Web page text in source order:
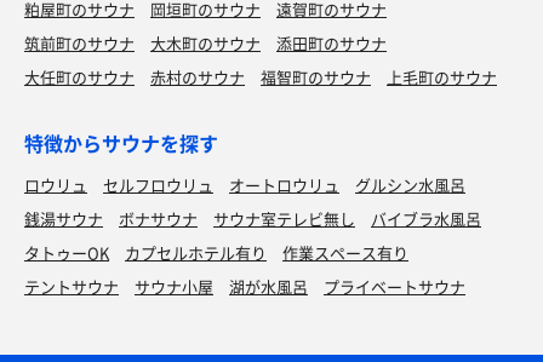
粕屋町のサウナ
岡垣町のサウナ
遠賀町のサウナ
筑前町のサウナ
大木町のサウナ
添田町のサウナ
大任町のサウナ
赤村のサウナ 福智町のサウナ 上毛町のサウナ
特徴からサウナを探す
ロウリュ セルフロウリュ オートロウリュ
グルシン水風呂
銭湯サウナ
ボナサウナ サウナ室テレビ無し
バイブラ水風呂
タトゥーOK
カプセルホテル有り
作業スペース有り
テントサウナ
サウナ小屋 湖が水風呂 プライベートサウナ